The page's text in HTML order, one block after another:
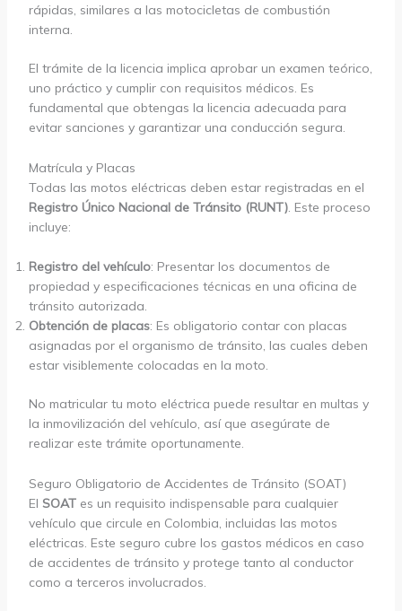
rápidas, similares a las motocicletas de combustión
interna.
El trámite de la licencia implica aprobar un examen teórico,
uno práctico y cumplir con requisitos médicos. Es
fundamental que obtengas la licencia adecuada para
evitar sanciones y garantizar una conducción segura.
Matrícula y Placas
Todas las motos eléctricas deben estar registradas en el
Registro Único Nacional de Tránsito (RUNT). Este proceso
incluye:
Registro del vehículo: Presentar los documentos de
propiedad y especificaciones técnicas en una oficina de
tránsito autorizada.
Obtención de placas: Es obligatorio contar con placas
asignadas por el organismo de tránsito, las cuales deben
estar visiblemente colocadas en la moto.
No matricular tu moto eléctrica puede resultar en multas y
la inmovilización del vehículo, así que asegúrate de
realizar este trámite oportunamente.
Seguro Obligatorio de Accidentes de Tránsito (SOAT)
El SOATes un requisito indispensable para cualquier
vehículo que circule en Colombia, incluidas las motos
eléctricas. Este seguro cubre los gastos médicos en caso
de accidentes de tránsito y protege tanto al conductor
como a terceros involucrados.